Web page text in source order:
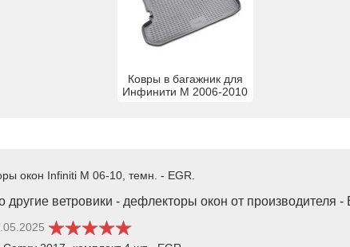
Ковры в багажник для
Инфинити М 2006-2010
окон Infiniti M 06-10, темн. - EGR.
ветровики - дефлекторы окон от производителя -